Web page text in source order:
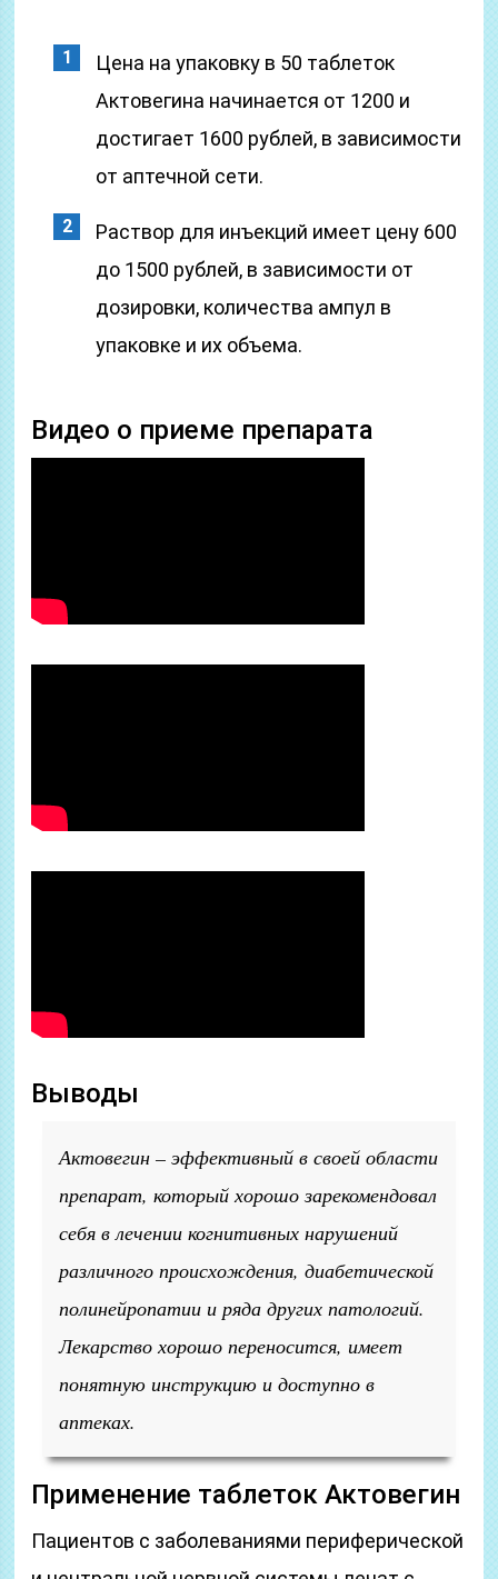
Цена на упаковку в 50 таблеток
Актовегина начинается от 1200 и
достигает 1600 рублей, в зависимости
от аптечной сети.
Раствор для инъекций имеет цену 600
до 1500 рублей, в зависимости от
дозировки, количества ампул в
упаковке и их объема.
Видео о приеме препарата
Выводы
Актовегин – эффективный в своей области
препарат, который хорошо зарекомендовал
себя в лечении когнитивных нарушений
различного происхождения, диабетической
полинейропатии и ряда других патологий.
Лекарство хорошо переносится, имеет
понятную инструкцию и доступно в
аптеках.
Применение таблеток Актовегин
Пациентов с заболеваниями периферической